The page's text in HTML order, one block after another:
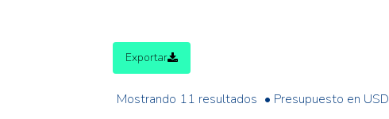
Exportar
Mostrando 11 resultados • Presupuesto en